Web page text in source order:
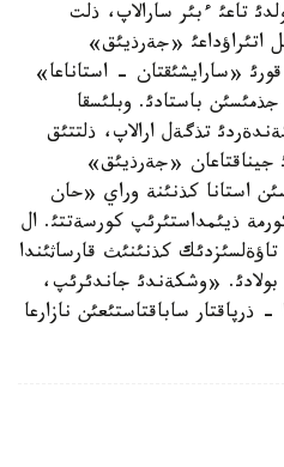
تاعئ ءبئر سارالاپ، ذلت
اتئراؤداعئ «جةرذيئق»
«سارايشئقتان - استاناعا»
باستادئ. وبلئسقا
تذگةل ارالاپ، ذلتتئق
جيناقتاعان «جةرذيئق»
استانا كذنئنة وراي «حان
ذيئمداستئرئپ كورسةتتئ. ال
كذنئنئث قارساثئندا
بولادئ. «وشكةندئ جاندئرئپ،
ساباقتاستئعئن نازارعا